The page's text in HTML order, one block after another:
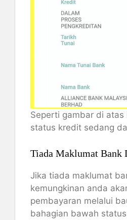
Seperti gambar di atas
status kredit sedang
Tiada Maklumat Bank
Jika tiada maklumat
kemungkinan anda
pembayaran melalui
bahagian bawah